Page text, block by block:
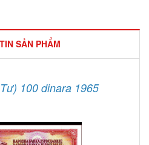
SẢN PHẨM
100 dinara 1965